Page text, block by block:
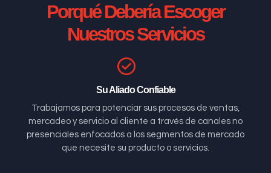
Porqué Debería Escoger
Nuestros Servicios
Su Aliado Confiable
Trabajamos para potenciar sus procesos de ventas,
mercadeo y servicio al cliente a través de canales no
presenciales enfocados a los segmentos de mercado
que necesite su producto o servicios.